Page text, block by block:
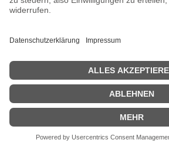
Lenovo Foundation Service +
Support - Serviceerweiterung -
Arbeitszeit und Ersatzteile (für
x 900 GB SAS HDD)
Lenovo Foundation Service + Premier